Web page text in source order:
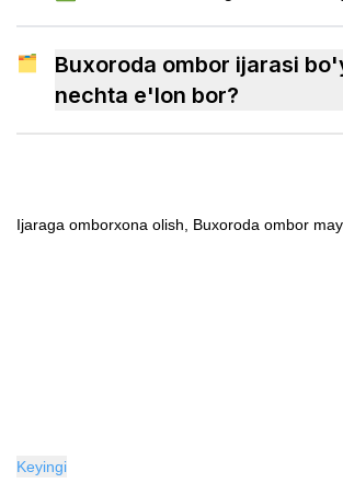
🗂
Buxoroda ombor ijarasi
nechta e'lon bor?
Ijaraga omborxona olish, Buxoroda ombor
Keyingi